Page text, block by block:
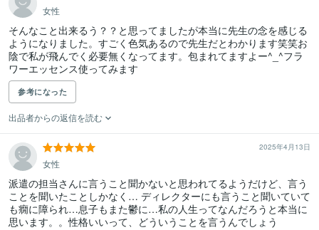
女性
そんなこと出来るう？？と思ってましたが本当に先生の念を感じる
ようになりました。すごく色気あるので先生だとわかります笑笑お
陰で私が飛んでく必要無くなってます。包まれてますよー^_^フラ
ワーエッセンス使ってみます
参考になった
出品者からの返信を読む
2025年4月13日
女性
派遣の担当さんに言うこと聞かないと思われてるようだけど、言う
ことを聞いたことしかなく… ディレクターにも言うこと聞いていて
も癇に障られ…息子もまた鬱に…私の人生ってなんだろうと本当に
思います。。性格いいって、どういうことを言うんでしょう